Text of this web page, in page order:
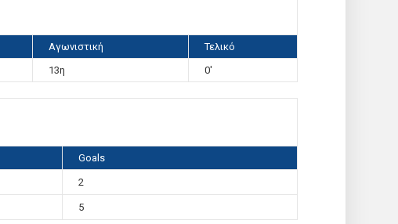
Αγωνιστική
Τελικό
13η 0'
Goals
2
5